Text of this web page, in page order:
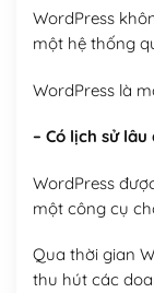
WordPress
một hệ thống
WordPress là
– Có lịch sử lâu
WordPress
một công cụ
Qua thời gian
thu hút các